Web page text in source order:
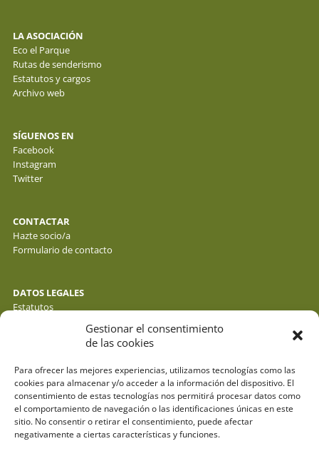
Gestionar el consentimiento
de las cookies
Para ofrecer las mejores experiencias, utilizamos tecnologías como las
cookies para almacenar y/o acceder a la información del dispositivo. El
consentimiento de estas tecnologías nos permitirá procesar datos como
el comportamiento de navegación o las identificaciones únicas en este
sitio. No consentir o retirar el consentimiento, puede afectar
negativamente a ciertas características y funciones.
LA ASOCIACIÓN
Eco el Parque
Rutas de senderismo
Estatutos y cargos
Archivo web
SÍGUENOS EN
Facebook
Instagram
Twitter
CONTACTAR
Hazte socio/a
Formulario de contacto
DATOS LEGALES
Estatutos
Política de cookies